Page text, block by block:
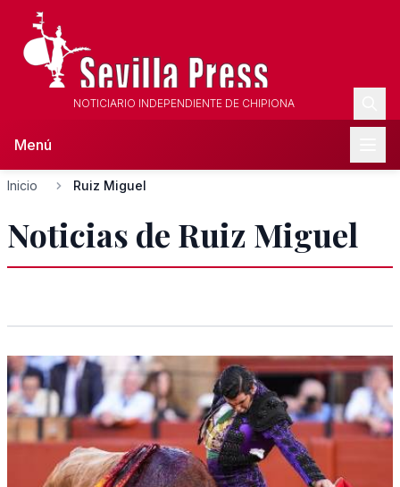
NOTICIARIO INDEPENDIENTE DE CHIPIONA
Menú
Inicio Ruiz Miguel
Noticias de Ruiz Miguel